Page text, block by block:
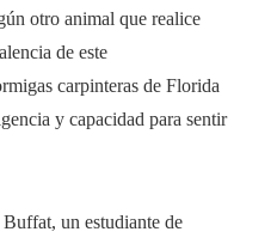
otro animal que realice
de este
carpinteras de Florida
y capacidad para sentir
un estudiante de